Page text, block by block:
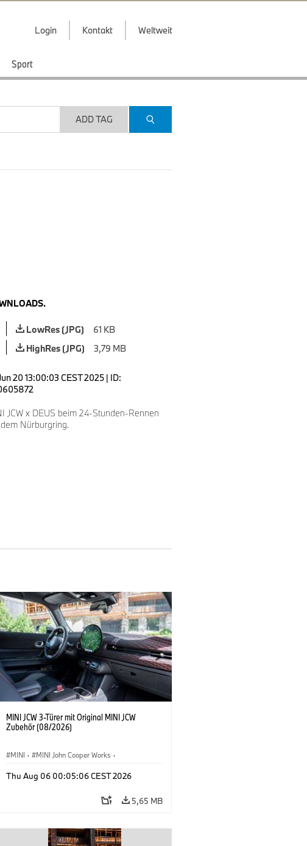
Login Kontakt Weltweit
Sport
ADD TAG
LowRes (JPG)
61 KB
HighRes (JPG)
3,79 MB
20 13:00:03 CEST 2025 | ID:
JCW x DEUS beim 24-Stunden-Rennen
Nürburgring.
MINI JCW 3-Türer mit Original MINI JCW
Zubehör (08/2026)
MINI · MINI John Cooper Works ·
Sonderausstattungen, Zubehör
Thu Aug 06 00:05:06 CEST 2026
5,65 MB